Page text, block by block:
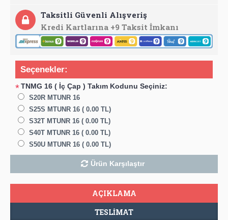
Taksitli Güvenli Alışveriş
Kredi Kartlarına +9 Taksit İmkanı
Seçenekler:
*TNMG 16 ( İç Çap ) Takım Kodunu Seçiniz:
S20R MTUNR 16
S25S MTUNR 16 ( 0.00 TL)
S32T MTUNR 16 ( 0.00 TL)
S40T MTUNR 16 ( 0.00 TL)
S50U MTUNR 16 ( 0.00 TL)
Ürün Karşılaştır
AÇIKLAMA
TESLIMAT